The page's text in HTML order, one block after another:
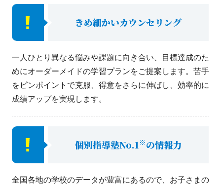
きめ細かいカウンセリング
一人ひとり異なる悩みや課題に向き合い、目標達成のた
めにオーダーメイドの学習プランをご提案します。苦手
をピンポイントで克服、得意をさらに伸ばし、効率的に
成績アップを実現します。
個別指導塾No.1 ※の情報力
全国各地の学校のデータが豊富にあるので、お子さまの